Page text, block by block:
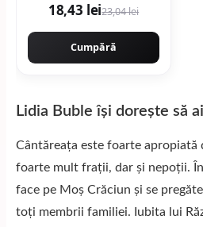
18,43 lei23,04 lei
Cumpără
Lidia Buble își dorește să
Cântăreața este foarte apropiată
foarte mult frații, dar și nepoții.
face pe Moș Crăciun și se
toți membrii familiei. Iubita lui